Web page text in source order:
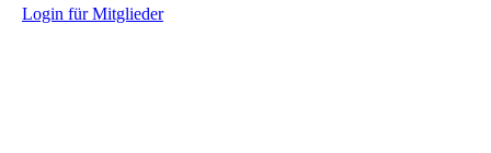
Login für Mitglieder